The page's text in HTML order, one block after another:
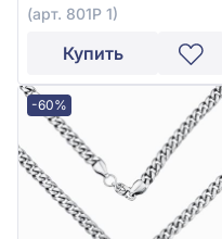
(арт. 801Р 1)
Купить
-60%